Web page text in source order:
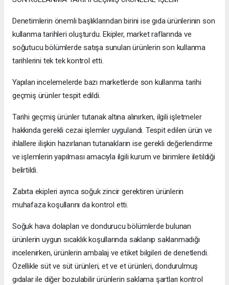
Denetimlerin önemli başlıklarından birini ise gıda ürünlerinin son
kullanma tarihleri oluşturdu. Ekipler, market raflarında ve
soğutucu bölümlerde satışa sunulan ürünlerin son kullanma
tarihlerini tek tek kontrol etti.
Yapılan incelemelerde bazı marketlerde son kullanma tarihi
geçmiş ürünler tespit edildi.
Tarihi geçmiş ürünler tutanak altına alınırken, ilgili işletmeler
hakkında gerekli cezai işlemler uygulandı. Tespit edilen ürün ve
ihlallere ilişkin hazırlanan tutanakların ise gerekli değerlendirme
ve işlemlerin yapılması amacıyla ilgili kurum ve birimlere iletildiği
belirtildi.
Zabıta ekipleri ayrıca soğuk zincir gerektiren ürünlerin
muhafaza koşullarını da kontrol etti.
Soğuk hava dolapları ve dondurucu bölümlerde bulunan
ürünlerin uygun sıcaklık koşullarında saklanıp saklanmadığı
incelenirken, ürünlerin ambalaj ve etiket bilgileri de denetlendi.
Özellikle süt ve süt ürünleri, et ve et ürünleri, dondurulmuş
gıdalar ile diğer bozulabilir ürünlerin saklama şartları kontrol